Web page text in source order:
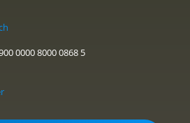
0000 8000 0868 5